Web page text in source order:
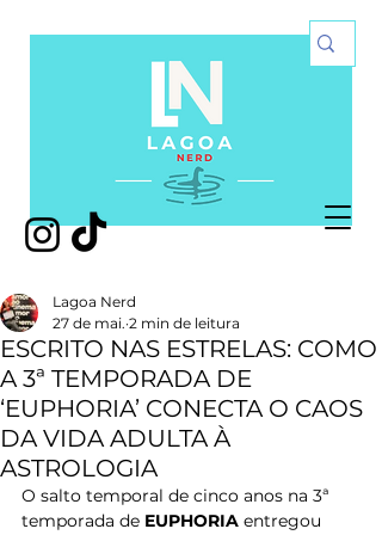
ESCRITO NAS ESTRELAS: COMO
A 3ª TEMPORADA DE
‘EUPHORIA’ CONECTA O CAOS
DA VIDA ADULTA À
ASTROLOGIA
Lagoa Nerd
27 de mai. 2 min de leitura
O salto temporal de cinco anos na 3ª
temporada de EUPHORIA entregou